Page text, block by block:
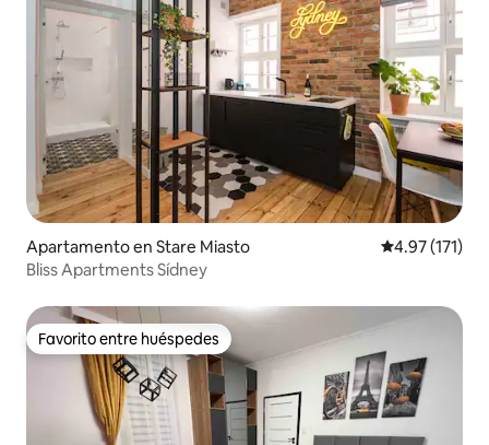
Apartamento en Stare Miasto Calificación
4.97 (171)
Bliss Apartments Sídney
Favorito entre huéspedes
Favorito entre huéspedes